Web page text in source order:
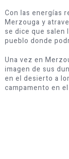
Con las energías
Merzouga y
se dice que salen
pueblo donde
Una vez en
imagen de sus
en el desierto a
campamento en